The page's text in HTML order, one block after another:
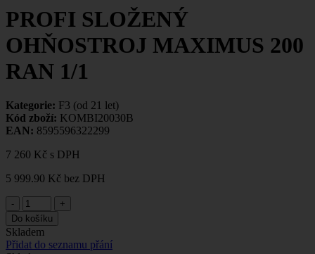
PROFI SLOŽENÝ
OHŇOSTROJ MAXIMUS 200
RAN 1/1
Kategorie: F3 (od 21 let)
Kód zboží: KOMBI20030B
EAN: 8595596322299
7 260 Kč s DPH
5 999.90 Kč bez DPH
-
+
Do košíku
Skladem
Přidat do seznamu přání